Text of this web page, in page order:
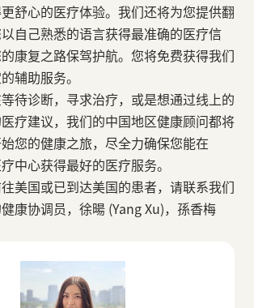
舒心的医疗体验。我们还将为您提供翻
自己熟悉的语言获得最准确的医疗信
康复之路保驾护航。您将免费获得我们
辅助服务。
待诊断，寻求治疗，或是想通过线上的
疗建议，我们的中国地区健康顾问都将
您的健康之旅，尽全力确保您能在
中心获得最好的医疗服务。
美国或已到达美国的患者，请联系我们
康协调员，徐暘 (Yang Xu)，孫香梅